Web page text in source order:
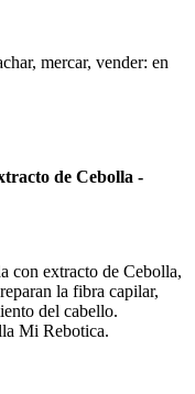
mercar, vender: en
de Cebolla -
con extracto de Cebolla,
la fibra capilar,
del cabello.
Mi Rebotica.